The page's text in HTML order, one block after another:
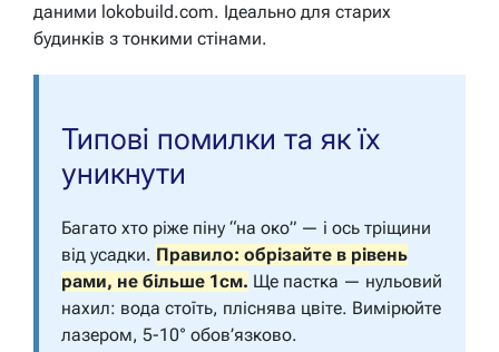
даними lokobuild.com. Ідеально для старих
будинків з тонкими стінами.
Типові помилки та як їх
уникнути
Багато хто ріже піну “на око” — і ось тріщини
від усадки. Правило: обрізайте в рівень
рами, не більше 1см. Ще пастка — нульовий
нахил: вода стоїть, пліснява цвіте. Вимірюйте
лазером, 5-10° обов’язково.